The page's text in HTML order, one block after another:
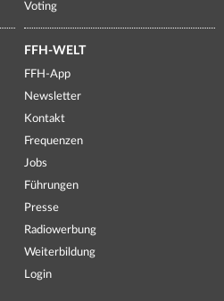
Voting
FFH-WELT
FFH-App
Newsletter
Kontakt
Frequenzen
Jobs
Führungen
Presse
Radiowerbung
Weiterbildung
Login